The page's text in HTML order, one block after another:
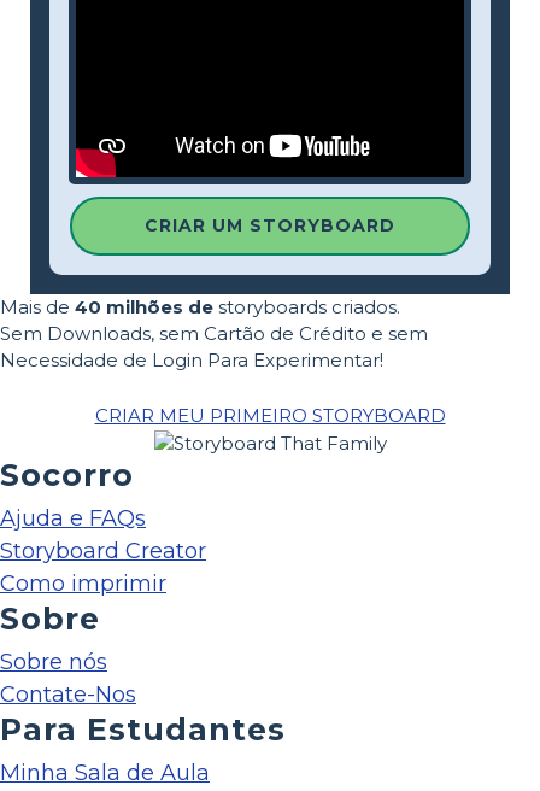
CRIAR UM STORYBOARD
Mais de 40 milhões de storyboards criados.
Sem Downloads, sem Cartão de Crédito e sem
Necessidade de Login Para Experimentar!
CRIAR MEU PRIMEIRO STORYBOARD
Socorro
Ajuda e FAQs
Storyboard Creator
Como imprimir
Sobre
Sobre nós
Contate-Nos
Para Estudantes
Minha Sala de Aula